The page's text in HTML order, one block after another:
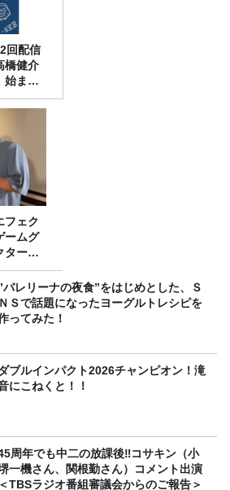
回配信
橋健介
始まり
フェク
ームグ
ター専
バレリーナの夜食”をはじめとした、Ｓ
ＮＳで話題になったヨーグルトレシピを
ってみた！
ブルインパクト2026チャンピオン！滝
にこねくと！！
周年でも中二の放課後‼コサキン（小
一機さん、関根勤さん）コメント出演
＜TBSラジオ番組審議会からのご報告＞